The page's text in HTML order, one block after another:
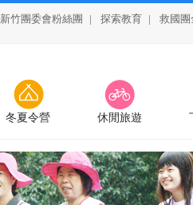
新竹團委會粉絲團 | 探索教育 | 救國團
冬夏令營 休閒旅遊